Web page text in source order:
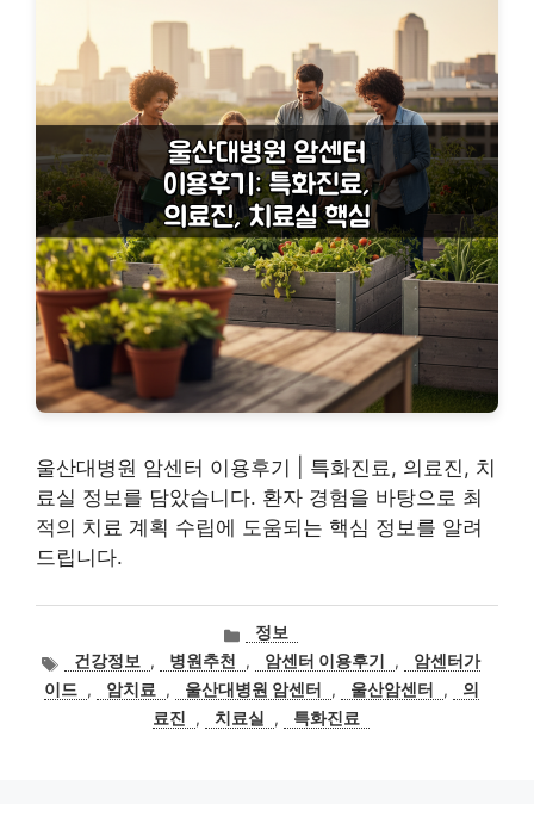
울산대병원 암센터 이용후기 | 특화진료, 의료진, 치
료실 정보를 담았습니다. 환자 경험을 바탕으로 최
적의 치료 계획 수립에 도움되는 핵심 정보를 알려
드립니다.
카
고
리
정보
태
그
건강정보 , 병원추천 , 암센터 이용후기 ,
암센터가
이드 , 암치료 , 울산대병원 암센터 , 울산암센터 ,
의
료진
, 치료실 , 특화진료